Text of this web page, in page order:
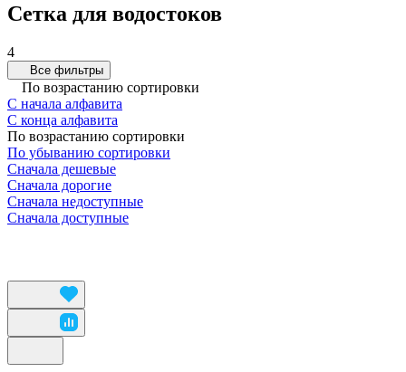
Сетка для водостоков
4
Все фильтры
По возрастанию сортировки
С начала алфавита
С конца алфавита
По возрастанию сортировки
По убыванию сортировки
Сначала дешевые
Сначала дорогие
Сначала недоступные
Сначала доступные